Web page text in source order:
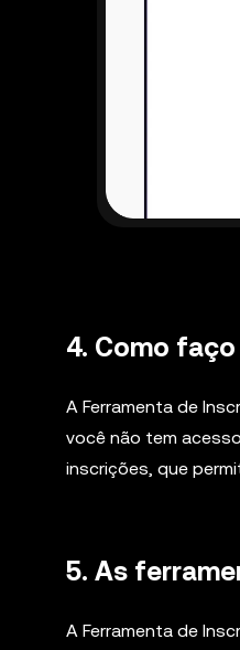
4. Como
A Ferramenta de
você não tem
inscrições, que
5. As
A Ferramenta de